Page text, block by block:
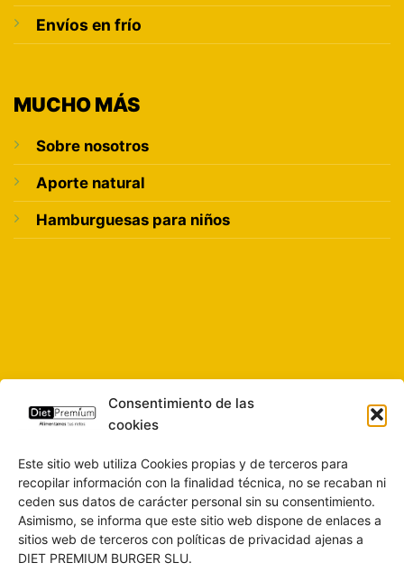
Consentimiento de las
cookies
Este sitio web utiliza Cookies propias y de terceros para
recopilar información con la finalidad técnica, no se recaban ni
ceden sus datos de carácter personal sin su consentimiento.
Asimismo, se informa que este sitio web dispone de enlaces a
sitios web de terceros con políticas de privacidad ajenas a
DIET PREMIUM BURGER SLU.
Envíos en frío
MUCHO MÁS
Sobre nosotros
Aporte natural
Hamburguesas para niños